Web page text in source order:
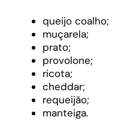
queijo coalho;
muçarela;
prato;
provolone;
ricota;
cheddar;
requeijão;
manteiga.